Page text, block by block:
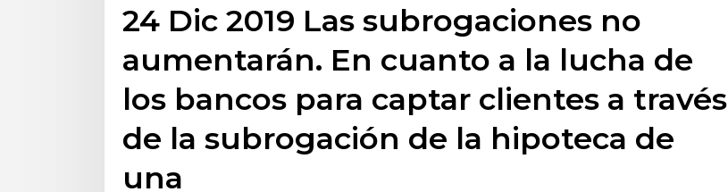
24 Dic 2019 Las subrogaciones no
aumentarán. En cuanto a la lucha de
los bancos para captar clientes a través
de la subrogación de la hipoteca de
una